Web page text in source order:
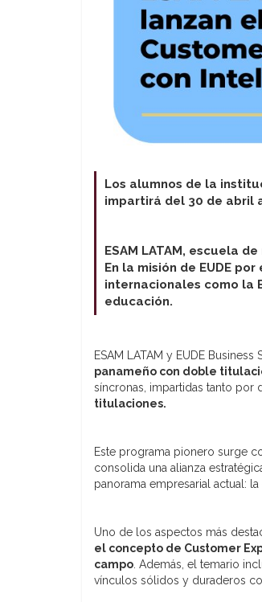
Los alumnos de la
impartirá del 30 de abril
ESAM LATAM, escuela
En la misión de EUDE
internacionales como la
educación.
ESAM LATAM y EUDE
panameño con doble
síncronas, impartidas tanto por
titulaciones.
Este programa pionero surge
consolida una alianza
panorama empresarial actual:
Uno de los aspectos más
el concepto de Customer
campo . Además, el temario
vínculos sólidos y duraderos